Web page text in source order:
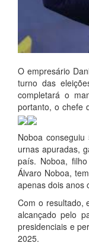
O empresário
turno das
completará o
portanto, o chefe
Noboa
urnas apuradas,
país. Noboa,
Álvaro Noboa,
apenas dois anos
Com o resultado,
alcançado pelo
presidenciais e
2025.